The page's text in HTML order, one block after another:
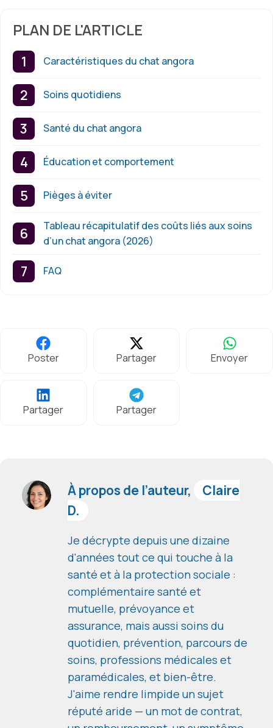
PLAN DE L'ARTICLE
Caractéristiques du chat angora
Soins quotidiens
Santé du chat angora
Éducation et comportement
Pièges à éviter
Tableau récapitulatif des coûts liés aux soins
d’un chat angora (2026)
FAQ
Poster Partager Envoyer
Partager Partager
À propos de l’auteur,
Claire
D.
Je décrypte depuis une dizaine
d'années tout ce qui touche à la
santé et à la protection sociale :
complémentaire santé et
mutuelle, prévoyance et
assurance, mais aussi soins du
quotidien, prévention, parcours de
soins, professions médicales et
paramédicales, et bien-être.
J'aime rendre limpide un sujet
réputé aride — un mot de contrat,